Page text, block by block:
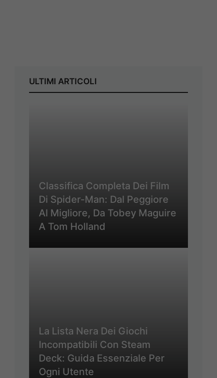
ULTIMI ARTICOLI
Classifica Completa Dei Film
Di Spider-Man: Dal Peggiore
Al Migliore, Da Tobey Maguire
A Tom Holland
La Lista Nera Dei Giochi
Incompatibili Con Steam
Deck: Guida Essenziale Per
Ogni Utente